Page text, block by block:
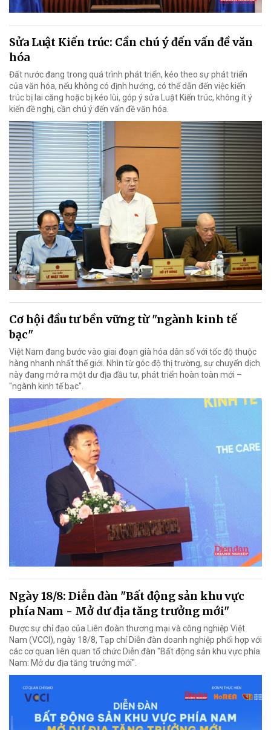
Sửa Luật Kiến trúc: Cần chú ý đến vấn đề văn
hóa
Đất nước đang trong quá trình phát triển, kéo theo sự phát triển
của văn hóa, nếu không có định hướng, có thể dẫn đến việc kiến
trúc bị lai căng hoặc bị kéo lùi, góp ý sửa Luật Kiến trúc, không ít ý
kiến đề nghị, cần chú ý đến vấn đề văn hóa.
Cơ hội đầu tư bền vững từ "ngành kinh tế
bạc"
Việt Nam đang bước vào giai đoạn già hóa dân số với tốc độ thuộc
hàng nhanh nhất thế giới. Nhìn từ góc độ thị trường, sự chuyển dịch
này đang mở ra một dư địa đầu tư, phát triển hoàn toàn mới –
"ngành kinh tế bạc".
Ngày 18/8: Diễn đàn "Bất động sản khu vực
phía Nam - Mở dư địa tăng trưởng mới"
Được sự chỉ đạo của Liên đoàn thương mại và công nghiệp Việt
Nam (VCCI), ngày 18/8, Tạp chí Diễn đàn doanh nghiệp phối hợp với
các cơ quan liên quan tổ chức Diễn đàn "Bất động sản khu vực phía
Nam: Mở dư địa tăng trưởng mới".